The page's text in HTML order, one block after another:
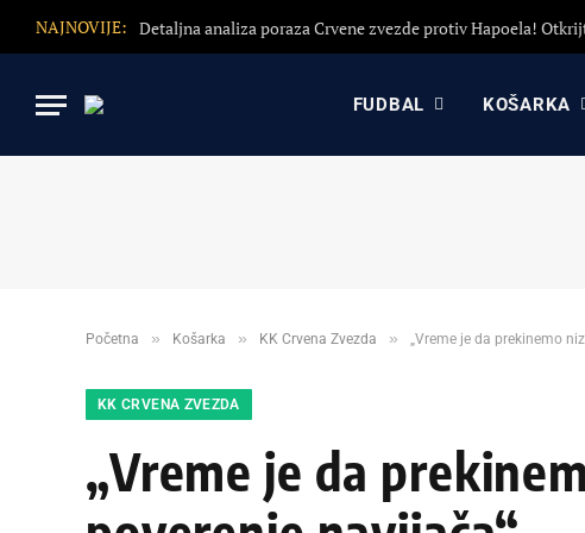
NAJNOVIJE:
FUDBAL KOŠARKA
Početna » Košarka » KK Crvena Zvezda » „Vreme je da prekinemo
KK CRVENA ZVEZDA
„Vreme je da